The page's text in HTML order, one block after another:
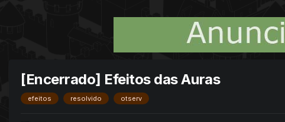
[Encerrado] Efeitos das Auras
efeitos resolvido otserv